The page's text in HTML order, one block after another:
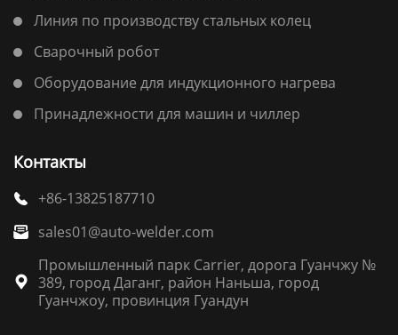
Линия по производству стальных колец
Сварочный робот
Оборудование для индукционного нагрева
Принадлежности для машин и чиллер
Контакты
 +86-13825187710
 sales01@auto-welder.com

Промышленный парк Carrier, дорога Гуанчжу №
389, город Даганг, район Наньша, город
Гуанчжоу, провинция Гуандун